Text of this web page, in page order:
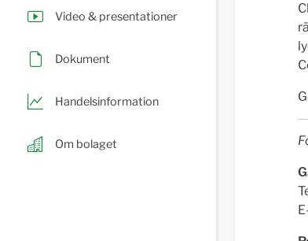
Video & presentationer
Dokument
Handelsinformation
Om bolaget